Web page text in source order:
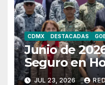
CDMX DESTACADAS
Junio de
Seguro en
CDMX Desde
JUL 23, 2026